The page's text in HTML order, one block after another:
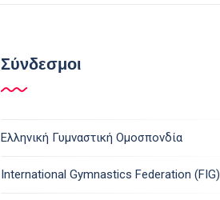
Σύνδεσμοι
Ελληνική Γυμναστική Ομοσπονδία
International Gymnastics Federation (FIG)